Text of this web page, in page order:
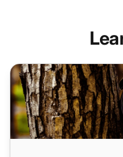
如何在2025年提供最佳实